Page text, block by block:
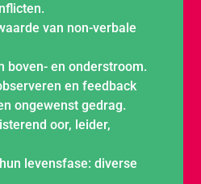
van non-verbale
boven- en onderstroom.
en feedback
ongewenst gedrag.
oor, leider,
levensfase: diverse